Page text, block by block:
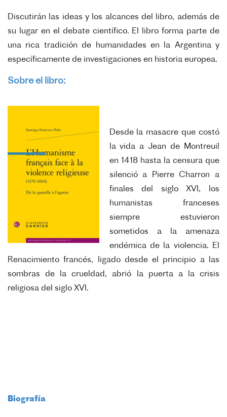
Discutirán las ideas y los alcances del libro, además de
su lugar en el debate científico. El libro forma parte de
una rica tradición de humanidades en la Argentina y
específicamente de investigaciones en historia europea.
Sobre el libro:
Desde la masacre que costó
la vida a Jean de Montreuil
en 1418 hasta la censura que
silenció a Pierre Charron a
finales del siglo XVI, los
humanistas franceses
siempre estuvieron
sometidos a la amenaza
endémica de la violencia. El
Renacimiento francés, ligado desde el principio a las
sombras de la crueldad, abrió la puerta a la crisis
religiosa del siglo XVI.
Biografía